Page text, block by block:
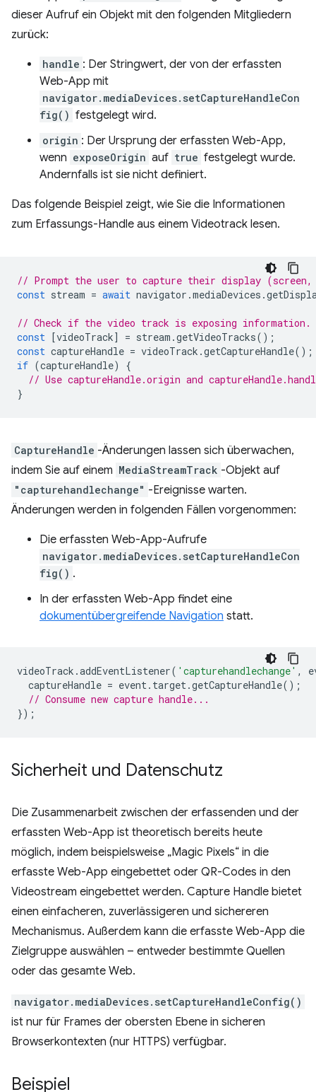
dieser Aufruf ein Objekt mit den folgenden Mitgliedern
zurück:
handle : Der Stringwert, der von der erfassten
Web-App mit
navigator.mediaDevices.setCaptureHandleCon
fig() festgelegt wird.
origin : Der Ursprung der erfassten Web-App,
wenn exposeOrigin auf true festgelegt wurde.
Andernfalls ist sie nicht definiert.
Das folgende Beispiel zeigt, wie Sie die Informationen
zum Erfassungs-Handle aus einem Videotrack lesen.
// Prompt the user to capture their display (screen,
const stream = await navigator .mediaDevices .
// Check if the video track is exposing information.
const [videoTrack] = stream .getVideoTracks();
const captureHandle = videoTrack .getCaptureHandle();
if (captureHandle)
{
// Use captureHandle.origin and
}
CaptureHandle -Änderungen lassen sich überwachen,
indem Sie auf einem MediaStreamTrack -Objekt auf
"capturehandlechange" -Ereignisse warten.
Änderungen werden in folgenden Fällen vorgenommen:
Die erfassten Web-App-Aufrufe
navigator.mediaDevices.setCaptureHandleCon
fig() .
In der erfassten Web-App findet eine
dokumentübergreifende Navigation statt.
videoTrack .addEventListener( 'capturehandlechange' ,
captureHandle = event . target .getCaptureHandle();
// Consume new capture handle...
});
Sicherheit und Datenschutz
Die Zusammenarbeit zwischen der erfassenden und der
erfassten Web-App ist theoretisch bereits heute
möglich, indem beispielsweise „Magic Pixels“ in die
erfasste Web-App eingebettet oder QR-Codes in den
Videostream eingebettet werden. Capture Handle bietet
einen einfacheren, zuverlässigeren und sichereren
Mechanismus. Außerdem kann die erfasste Web-App die
Zielgruppe auswählen – entweder bestimmte Quellen
oder das gesamte Web.
navigator.mediaDevices.setCaptureHandleConfig()
ist nur für Frames der obersten Ebene in sicheren
Browserkontexten (nur HTTPS) verfügbar.
Beispiel